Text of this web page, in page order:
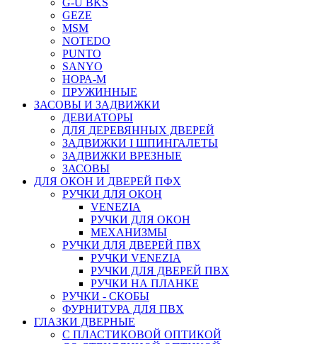
GEZE
MSM
NOTEDO
PUNTO
SANYO
НОРА-М
ПРУЖИННЫЕ
ЗАСОВЫ И ЗАДВИЖКИ
ДЕВИАТОРЫ
ДЛЯ ДЕРЕВЯННЫХ ДВЕРЕЙ
ЗАДВИЖКИ I ШПИНГАЛЕТЫ
ЗАДВИЖКИ ВРЕЗНЫЕ
ЗАСОВЫ
ДЛЯ ОКОН И ДВЕРЕЙ ПФХ
РУЧКИ ДЛЯ ОКОН
VENEZIA
РУЧКИ ДЛЯ ОКОН
МЕХАНИЗМЫ
РУЧКИ ДЛЯ ДВЕРЕЙ ПВХ
РУЧКИ VENEZIA
РУЧКИ ДЛЯ ДВЕРЕЙ ПВХ
РУЧКИ НА ПЛАНКЕ
РУЧКИ - СКОБЫ
ФУРНИТУРА ДЛЯ ПВХ
ГЛАЗКИ ДВЕРНЫЕ
С ПЛАСТИКОВОЙ ОПТИКОЙ